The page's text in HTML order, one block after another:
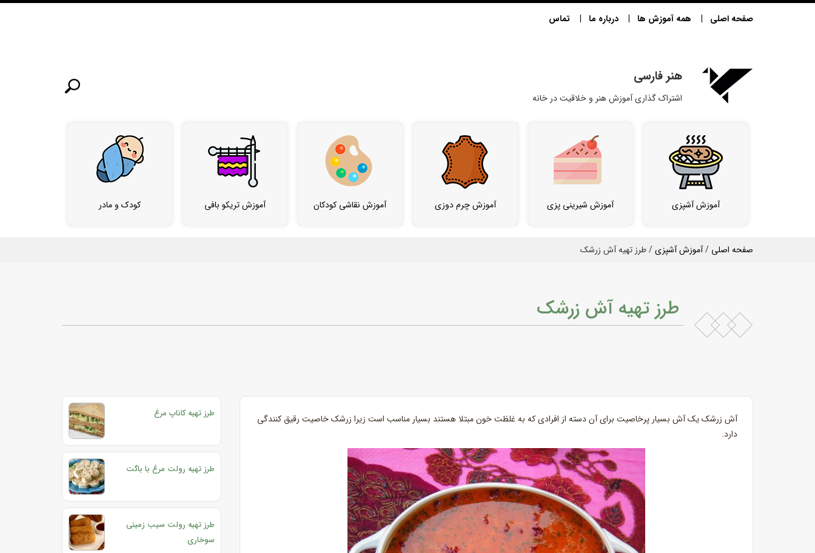
صفحه اصلی همه آموزش ها درباره ما تماس
هنر فارسی
اشتراک گذاری آموزش هنر و خلاقیت در خانه
آموزش آشپزی آموزش شیرینی پزی آموزش چرم دوزی آموزش نقاشی کودکان آموزش تریکو بافی کودک و مادر
صفحه اصلی /آموزش آشپزی/ طرز تهیه آش زرشک
طرز تهیه آش زرشک
آش زرشک یک آش بسیار پرخاصیت برای آن دسته از افرادی که به غلظت خون مبتلا هستند بسیار مناسب است زیرا زرشک خاصیت رقیق کنندگی
دارد.
طرز تهیه کاناپ مرغ
طرز تهیه رولت مرغ با باگت
طرز تهیه رولت سیب زمینی
سوخاری